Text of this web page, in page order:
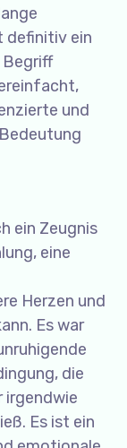
definitiv ein
Begriff
und
ein Zeugnis
eine
Herzen und
Es war
die
irgendwie
Es ist ein